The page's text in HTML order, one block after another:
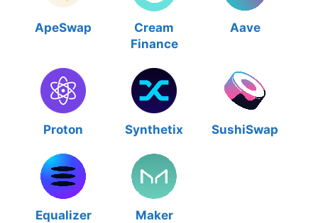
ApeSwap
Cream
Finance
Aave
Proton Synthetix SushiSwap
Equalizer Maker